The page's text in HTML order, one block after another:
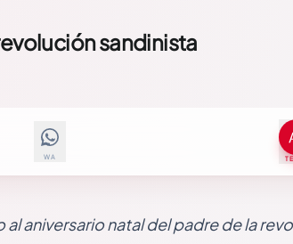
sandinista
WA
aniversario natal del padre de la